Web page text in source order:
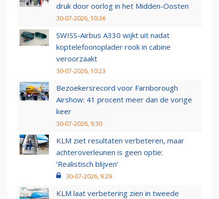
druk door oorlog in het Midden-Oosten
30-07-2026, 10:36
SWISS-Airbus A330 wijkt uit nadat
koptelefoonoplader rook in cabine
veroorzaakt
30-07-2026, 10:23
Bezoekersrecord voor Farnborough
Airshow: 41 procent meer dan de vorige
keer
30-07-2026, 9:30
KLM ziet resultaten verbeteren, maar
achteroverleunen is geen optie:
‘Realistisch blijven’
30-07-2026, 9:29
KLM laat verbetering zien in tweede